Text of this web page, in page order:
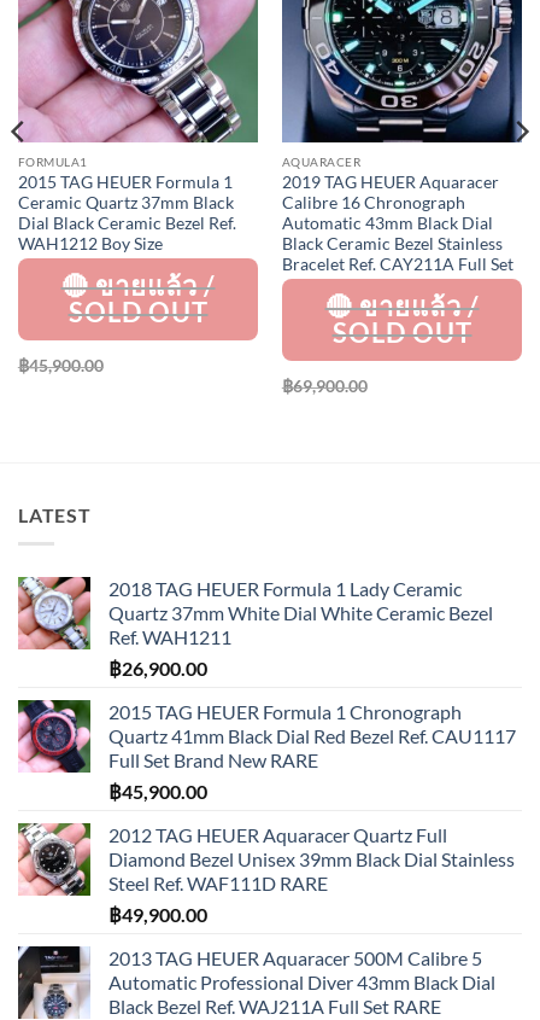
FORMULA1
2015 TAG HEUER Formula 1
Ceramic Quartz 37mm Black
Dial Black Ceramic Bezel Ref.
WAH1212 Boy Size
฿45,900.00
AQUARACER
2019 TAG HEUER Aquaracer
Calibre 16 Chronograph
Automatic 43mm Black Dial
Black Ceramic Bezel Stainless
Bracelet Ref. CAY211A Full Set
฿69,900.00
LATEST
2018 TAG HEUER Formula 1 Lady Ceramic
Quartz 37mm White Dial White Ceramic Bezel
Ref. WAH1211
฿26,900.00
2015 TAG HEUER Formula 1 Chronograph
Quartz 41mm Black Dial Red Bezel Ref. CAU1117
Full Set Brand New RARE
฿45,900.00
2012 TAG HEUER Aquaracer Quartz Full
Diamond Bezel Unisex 39mm Black Dial Stainless
Steel Ref. WAF111D RARE
฿49,900.00
2013 TAG HEUER Aquaracer 500M Calibre 5
Automatic Professional Diver 43mm Black Dial
Black Bezel Ref. WAJ211A Full Set RARE